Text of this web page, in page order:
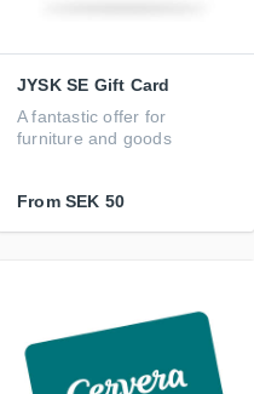
JYSK SE Gift Card
A fantastic offer for
furniture and goods
From SEK 50